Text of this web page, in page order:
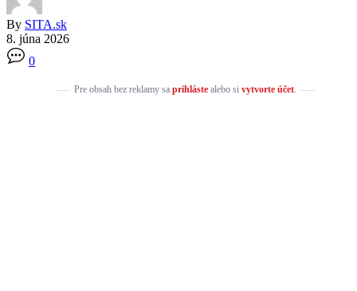
By SITA.sk
8. júna 2026
0
Pre obsah bez reklamy sa prihlástealebo si vytvorte účet.